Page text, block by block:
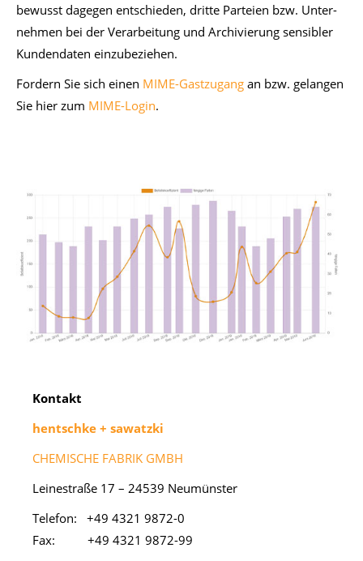
be­wusst da­ge­gen ent­schie­den, drit­te Par­tei­en bzw. Un­ter­
neh­men bei der Ver­ar­bei­tung und Ar­chi­vie­rung sen­si­bler
Kun­den­da­ten ein­zu­be­zie­hen.
For­dern Sie sich ei­nen MIME-Gastzugang an bzw. ge­lan­gen
Sie hier zum MIME-Login.
Kon­takt
hentsch­ke + sa­watz­ki
CHEMISCHE FABRIK GMBH
Lei­ne­stra­ße 17 – 24539 Neu­müns­ter
Te­le­fon: +49 4321 9872-0
Fax: +49 4321 9872-99